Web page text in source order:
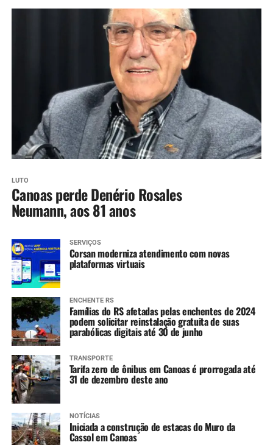
LUTO
Canoas perde Denério Rosales
Neumann, aos 81 anos
SERVIÇOS
Corsan moderniza atendimento com novas
plataformas virtuais
ENCHENTE RS
Famílias do RS afetadas pelas enchentes de 2024
podem solicitar reinstalação gratuita de suas
parabólicas digitais até 30 de junho
TRANSPORTE
Tarifa zero de ônibus em Canoas é prorrogada até
31 de dezembro deste ano
NOTÍCIAS
Iniciada a construção de estacas do Muro da
Cassol em Canoas